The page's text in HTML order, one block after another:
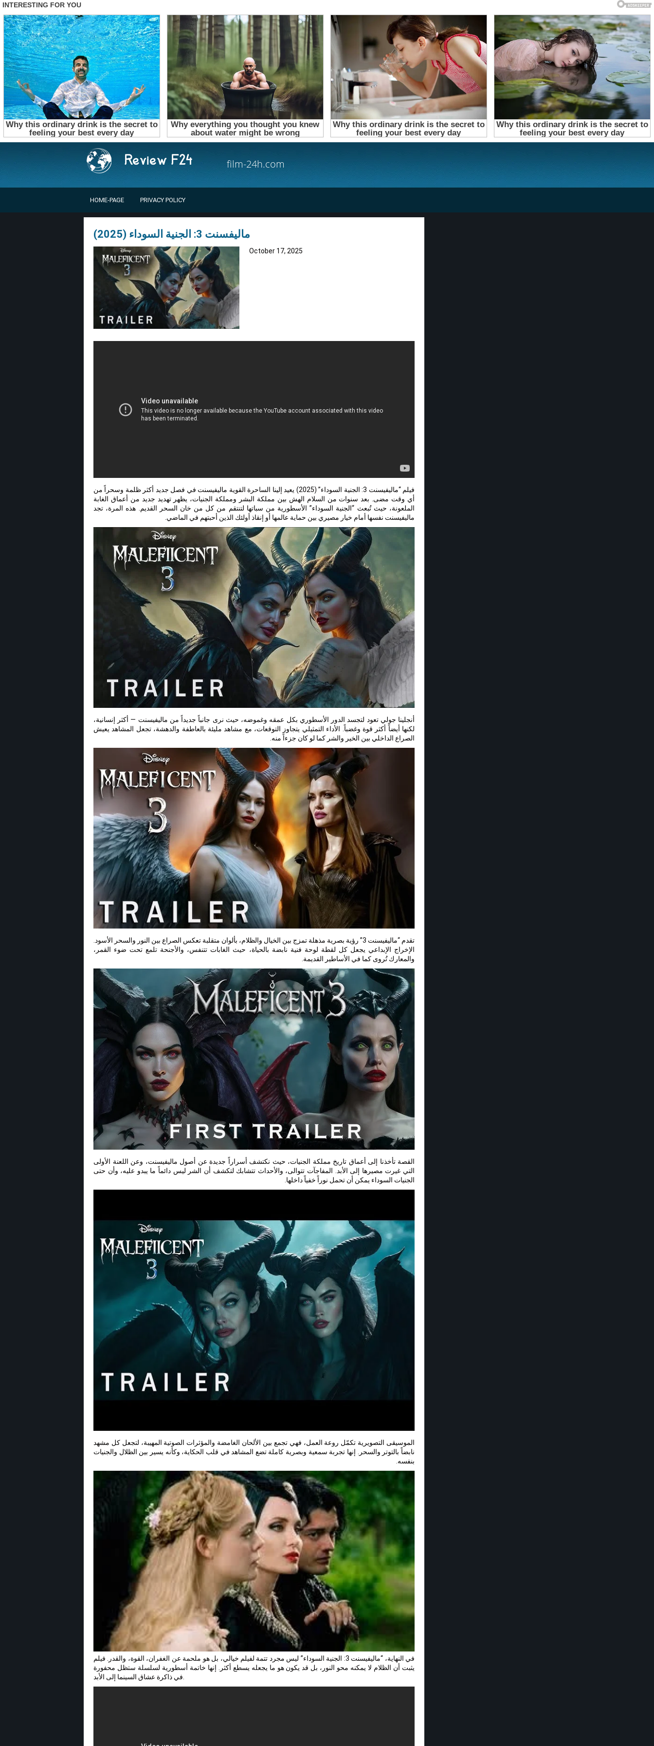
film-24h.com
HOME-PAGE PRIVACY POLICY
ماليفسنت 3: الجنية السوداء (2025)
October 17, 2025
فيلم “ماليفيسنت 3: الجنية السوداء” (2025) يعيد إلينا الساحرة القوية ماليفيسنت في فصل جديد أكثر ظلمة وسحراً من
أي وقت مضى. بعد سنوات من السلام الهش بين مملكة البشر ومملكة الجنيات، يظهر تهديد جديد من أعماق الغابة
الملعونة، حيث تُبعث “الجنية السوداء” الأسطورية من سباتها لتنتقم من كل من خان السحر القديم. هذه المرة، تجد
ماليفيسنت نفسها أمام خيار مصيري بين حماية عالمها أو إنقاذ أولئك الذين أحبتهم في الماضي.
أنجلينا جولي تعود لتجسد الدور الأسطوري بكل عمقه وغموضه، حيث نرى جانباً جديداً من ماليفيسنت — أكثر إنسانية،
لكنها أيضاً أكثر قوة وغضباً. الأداء التمثيلي يتجاوز التوقعات، مع مشاهد مليئة بالعاطفة والدهشة، تجعل المشاهد يعيش
الصراع الداخلي بين الخير والشر كما لو كان جزءاً منه.
تقدم “ماليفيسنت 3” رؤية بصرية مذهلة تمزج بين الخيال والظلام، بألوان متقلبة تعكس الصراع بين النور والسحر الأسود.
الإخراج الإبداعي يجعل كل لقطة لوحة فنية نابضة بالحياة، حيث الغابات تتنفس، والأجنحة تلمع تحت ضوء القمر،
والمعارك تُروى كما في الأساطير القديمة.
القصة تأخذنا إلى أعماق تاريخ مملكة الجنيات، حيث نكتشف أسراراً جديدة عن أصول ماليفيسنت، وعن اللعنة الأولى
التي غيرت مصيرها إلى الأبد. المفاجآت تتوالى، والأحداث تتشابك لتكشف أن الشر ليس دائماً ما يبدو عليه، وأن حتى
الجنيات السوداء يمكن أن تحمل نوراً خفياً داخلها.
الموسيقى التصويرية تكمّل روعة العمل، فهي تجمع بين الألحان الغامضة والمؤثرات الصوتية المهيبة، لتجعل كل مشهد
نابضاً بالتوتر والسحر. إنها تجربة سمعية وبصرية كاملة تضع المشاهد في قلب الحكاية، وكأنه يسير بين الظلال والجنيات
بنفسه.
في النهاية، “ماليفيسنت 3: الجنية السوداء” ليس مجرد تتمة لفيلم خيالي، بل هو ملحمة عن الغفران، القوة، والقدر. فيلم
يثبت أن الظلام لا يمكنه محو النور، بل قد يكون هو ما يجعله يسطع أكثر. إنها خاتمة أسطورية لسلسلة ستظل محفورة